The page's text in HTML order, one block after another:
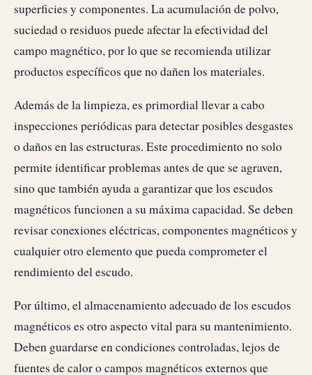
superficies y componentes. La acumulación de polvo,
suciedad o residuos puede afectar la efectividad del
campo magnético, por lo que se recomienda utilizar
productos específicos que no dañen los materiales.
Además de la limpieza, es primordial llevar a cabo
inspecciones periódicas para detectar posibles desgastes
o daños en las estructuras. Este procedimiento no solo
permite identificar problemas antes de que se agraven,
sino que también ayuda a garantizar que los escudos
magnéticos funcionen a su máxima capacidad. Se deben
revisar conexiones eléctricas, componentes magnéticos y
cualquier otro elemento que pueda comprometer el
rendimiento del escudo.
Por último, el almacenamiento adecuado de los escudos
magnéticos es otro aspecto vital para su mantenimiento.
Deben guardarse en condiciones controladas, lejos de
fuentes de calor o campos magnéticos externos que